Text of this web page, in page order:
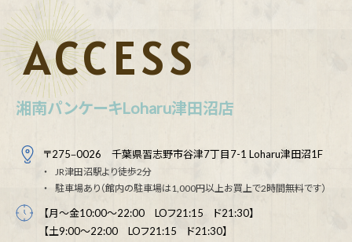
ACCESS
湘南パンケーキLoharu津田沼店
〒275‒0026 千葉県習志野市谷津7丁目7-1 Loharu津田沼1F
JR津田沼駅より徒歩2分
駐車場あり（館内の駐車場は1,000円以上お買上で2時間無料です）
【月～金10:00～22:00 LOフ21:15 ド21:30】
【土9:00～22:00 LOフ21:15 ド21:30】